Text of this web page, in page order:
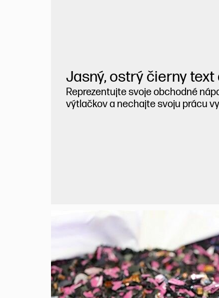
Jasný, ostrý čierny
Reprezentujte svoje obchodné
výtlačkov a nechajte svoju prácu